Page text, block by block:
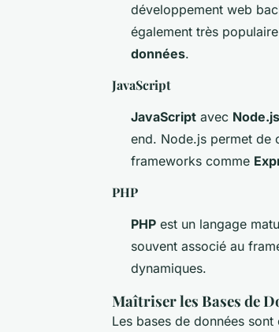
développement web
également très
données.
JavaScript
JavaScript avec Node.js
end. Node.js permet de
frameworks comme
PHP
PHP est un langage
souvent associé au
dynamiques.
Maîtriser les Bases de
Les bases de données